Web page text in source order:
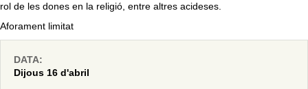
rol de les dones en la religió, entre altres acideses.
Aforament limitat
DATA:
Dijous 16 d'abril